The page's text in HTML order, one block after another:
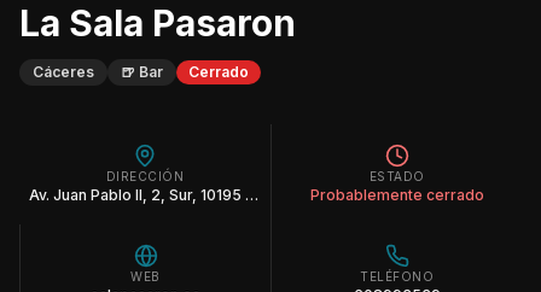
La Sala Pasaron
Cáceres 🍺 Bar Cerrado
DIRECCIÓN
Av. Juan Pablo II, 2, Sur, 10195 Cáceres
ESTADO
Probablemente cerrado
WEB TELÉFONO